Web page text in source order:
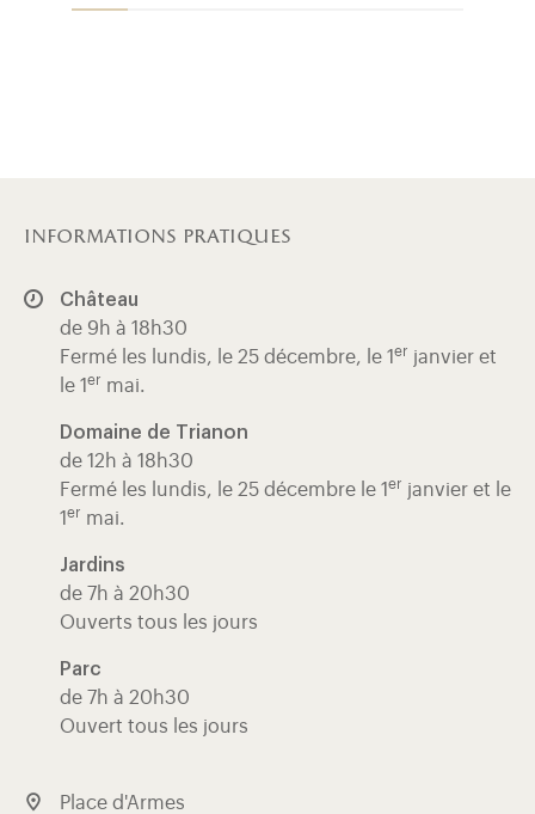
informations pratiques
Château
de 9h à 18h30
Fermé les lundis, le 25 décembre, le 1 er janvier et
le 1 er mai.
Domaine de Trianon
de 12h à 18h30
Fermé les lundis, le 25 décembre le 1 er janvier et le
1 er mai.
Jardins
de 7h à 20h30
Ouverts tous les jours
Parc
de 7h à 20h30
Ouvert tous les jours
Place d'Armes